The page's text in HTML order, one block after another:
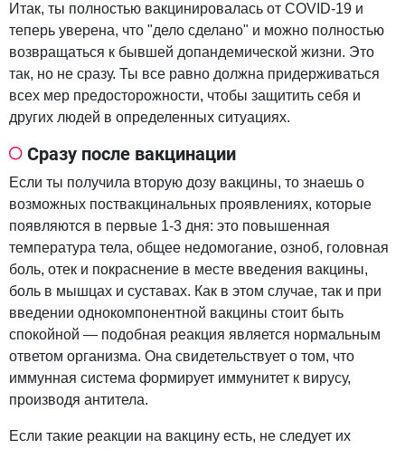
Итак, ты полностью вакцинировалась от COVID-19 и
теперь уверена, что "дело сделано" и можно полностью
возвращаться к бывшей допандемической жизни. Это
так, но не сразу. Ты все равно должна придерживаться
всех мер предосторожности, чтобы защитить себя и
других людей в определенных ситуациях.
Сразу после вакцинации
Если ты получила вторую дозу вакцины, то знаешь о
возможных поствакцинальных проявлениях, которые
появляются в первые 1-3 дня: это повышенная
температура тела, общее недомогание, озноб, головная
боль, отек и покраснение в месте введения вакцины,
боль в мышцах и суставах. Как в этом случае, так и при
введении однокомпонентной вакцины стоит быть
спокойной — подобная реакция является нормальным
ответом организма. Она свидетельствует о том, что
иммунная система формирует иммунитет к вирусу,
производя антитела.
Если такие реакции на вакцину есть, не следует их